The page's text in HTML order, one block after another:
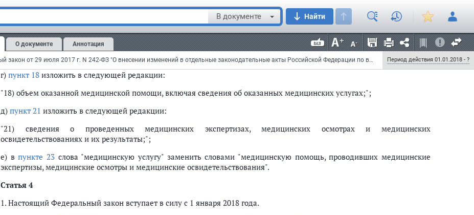
В документе Найти
О документе Аннотация
Федеральный закон от 29 июля 2017 г. N 242-ФЗ "О внесении изменений в отдельные законодательные акты Российской Федерации по вопросам применения информационных технологий в сфере охраны здоровья" Период действия 01.01.2018 - ?
б) вабзаце первомслова "оказываются медицинские услуги" заменить словами "оказывается медицинская помощь, а
также о лицах, в отношении которых проводятся медицинские экспертизы, медицинские осмотры и медицинские
освидетельствования";
в) впункте 14 слова "оказавшей медицинские услуги" заменить словами "осуществляющей медицинскую
деятельность";
г) пункт 18 изложить в следующей редакции:
"18) объем оказанной медицинской помощи, включая сведения об оказанных медицинских услугах;";
д) пункт 21 изложить в следующей редакции:
"21) сведения о проведенных медицинских экспертизах, медицинских осмотрах и медицинских
освидетельствованиях и их результаты;";
е) впункте 23 слова "медицинскую услугу" заменить словами "медицинскую помощь, проводивших медицинские
экспертизы, медицинские осмотры и медицинские освидетельствования".
Статья 4
1. Настоящий Федеральный закон вступает в силу с 1 января 2018 года.